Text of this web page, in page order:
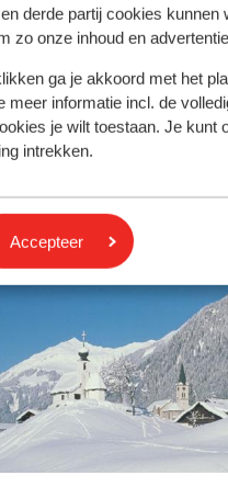
derde partij cookies kunnen
zo onze inhoud en
ga je akkoord met het
meer informatie incl. de
je wilt toestaan. Je kunt
intrekken.
Accepteer
Bekijk